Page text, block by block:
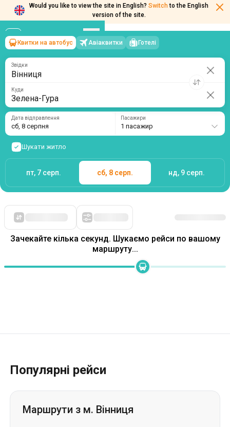
Would you like to view the site in English? Switch to the English
version of the site.
Вінниця
Квитки на автобус Авіаквитки Готелі
Куди
Дата відправлення
сб, 8 серпня
Шукати житло
Зачекайте кілька секунд. Шукаємо рейси по вашому
маршруту...
Популярні рейси
Маршрути з м. Вінниця